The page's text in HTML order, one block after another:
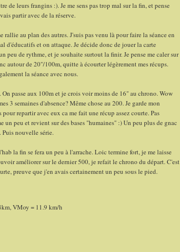
de leurs frangins :). Je me sens pas trop mal sur la fin, et pense
partir avec de la réserve.
au plan des autres. J'suis pas venu là pour faire la séance en
d'éducatifs et on attaque. Je décide donc de jouer la carte
peu de rythme, et je souhaite surtout la finir. Je pense me caler sur
autour de 20"/100m, quitte à écourter légèrement mes récups.
la séance avec nous.
passe aux 100m et je crois voir moins de 16" au chrono. Wow
3 semaines d'absence? Même chose au 200. Je garde mon
repartir avec eux ca me fait une récup assez courte. Pas
peu et revient sur des bases "humaines" :) Un peu plus de gnac
Puis nouvelle série.
la fin se fera un peu à l'arrache. Loic termine fort, je me laisse
améliorer sur le dernier 500, je refait le chrono du départ. C'est
preuve que j'en avais certainement un peu sous le pied.
VMoy = 11.9 km/h